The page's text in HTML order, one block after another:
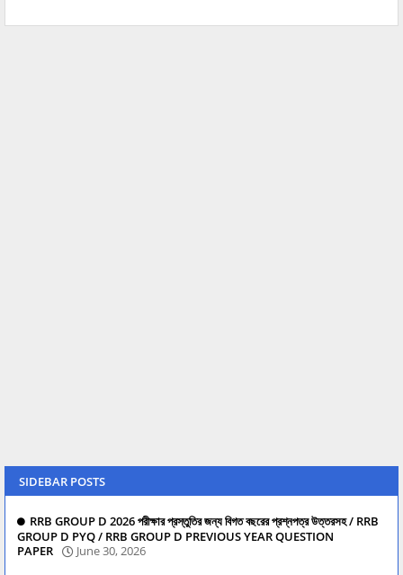
SIDEBAR POSTS
RRB GROUP D 2026 পরীক্ষার প্রস্তুতির জন্য বিগত বছরের প্রশ্নপত্র উত্তরসহ / RRB
GROUP D PYQ / RRB GROUP D PREVIOUS YEAR QUESTION
PAPER
June 30, 2026